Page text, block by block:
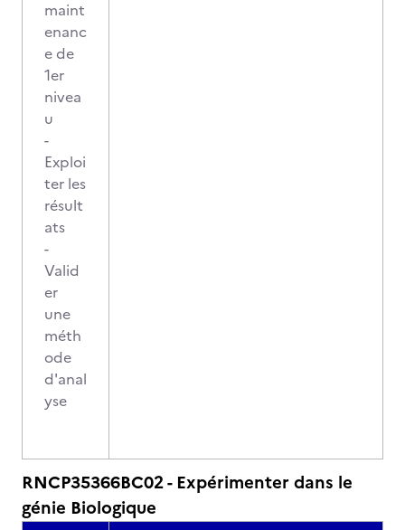
maint
enanc
e de
1er
nivea
u
-
Exploi
ter les
résult
ats
-
Valid
er
une
méth
ode
d'anal
yse
RNCP35366BC02 - Expérimenter dans le
génie Biologique